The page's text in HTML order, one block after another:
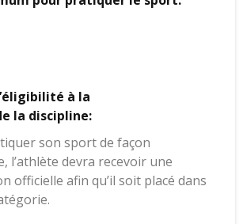
à la
la discipline:
son sport de façon
l’athlète devra recevoir une
officielle afin qu’il soit placé dans